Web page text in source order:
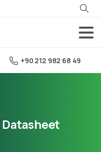
+90 212 982 68 49
Datasheet